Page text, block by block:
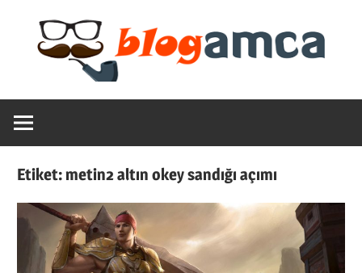
content
Blogamca
2025
Haber,
Blogların
Amcası
Etiket:metin2 altın okey sandığı açımı